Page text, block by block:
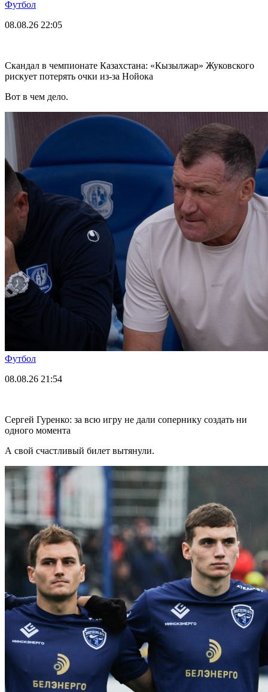
Футбол
08.08.26 22:05
Скандал в чемпионате Казахстана: «Кызылжар» Жуковского
рискует потерять очки из-за Нойока
Вот в чем дело.
Футбол
08.08.26 21:54
Сергей Гуренко: за всю игру не дали сопернику создать ни
одного момента
А свой счастливый билет вытянули.